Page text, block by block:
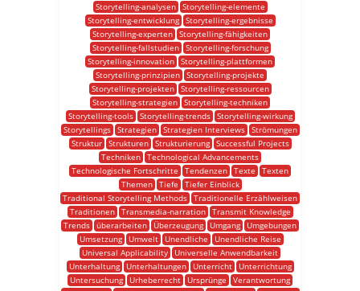
Storytelling-analysen
Storytelling-elemente
Storytelling-entwicklung
Storytelling-ergebnisse
Storytelling-experten Storytelling-fähigkeiten
Storytelling-fallstudien
Storytelling-forschung
Storytelling-innovation Storytelling-plattformen
Storytelling-prinzipien Storytelling-projekte
Storytelling-projekten
Storytelling-ressourcen
Storytelling-strategien Storytelling-techniken
Storytelling-tools
Storytelling-trends
Storytelling-wirkung
Storytellings
Strategien Strategien Interviews
Strömungen
Struktur
Strukturen Strukturierung
Successful Projects
Techniken Technological Advancements
Technologische Fortschritte
Tendenzen Texte
Texten
Themen
Tiefe
Tiefer Einblick
Traditional Storytelling Methods Traditionelle Erzählweisen
Traditionen
Transmedia-narration
Transmit Knowledge
Trends überarbeiten Überzeugung Umgang
Umgebungen
Umsetzung
Umwelt Unendliche
Unendliche Reise
Universal Applicability
Universelle Anwendbarkeit
Unterhaltung
Unterhaltungen Unterricht
Unterrichtung
Untersuchung
Urheberrecht Ursprünge
Verantwortung